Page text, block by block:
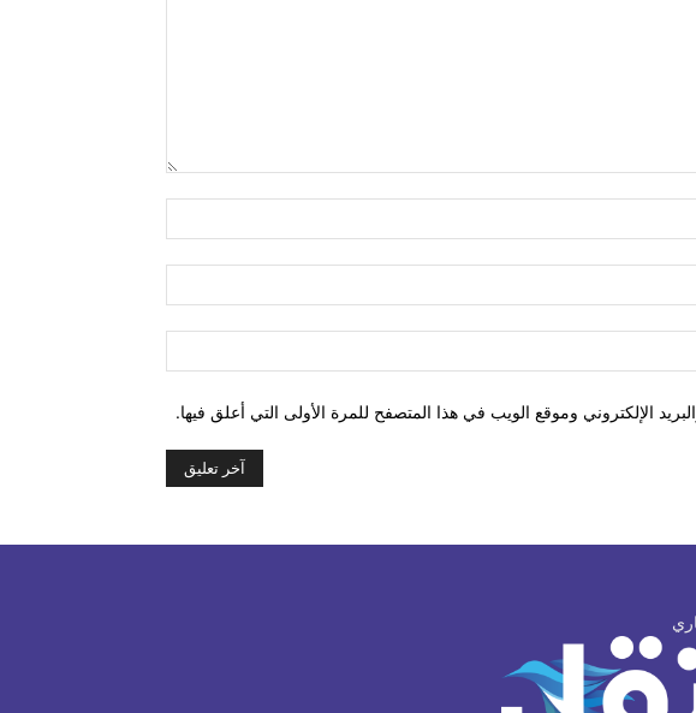
الإلكتروني:*
الإلكتروني وموقع الويب في هذا المتصفح للمرة الأولى التي أعلق فيها.